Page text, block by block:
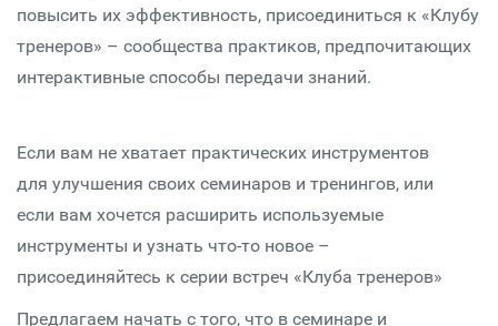
повысить их эффективность, присоединиться к «Клубу
тренеров» – сообщества практиков, предпочитающих
интерактивные способы передачи знаний.
Если вам не хватает практических инструментов
для улучшения своих семинаров и тренингов, или
если вам хочется расширить используемые
инструменты и узнать что-то новое –
присоединяйтесь к серии встреч «Клуба тренеров»
Предлагаем начать с того, что в семинаре и